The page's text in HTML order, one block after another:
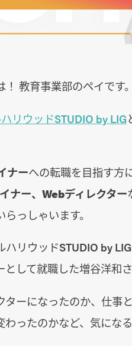
教育事業部のペイです。
リウッドSTUDIO by LIG
ナーへの転職を目指す方
ナー、Webディレクター
っしゃいます。
リウッドSTUDIO by
として就職した増谷洋和
ターになったのか、仕事
ったのかなど、気にな